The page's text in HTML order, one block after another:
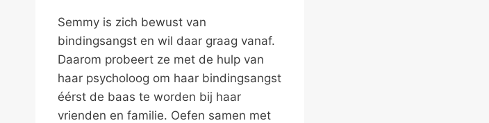
Semmy is zich bewust van
bindingsangst en wil daar graag vanaf.
Daarom probeert ze met de hulp van
haar psycholoog om haar bindingsangst
éérst de baas te worden bij haar
vrienden en familie. Oefen samen met